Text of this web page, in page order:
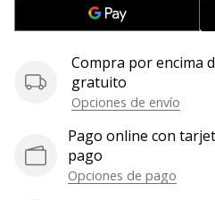
consideras
jugón?
¡Te
queremos
nuestro
equipo!
Compra por encima
gratuito
Opciones de envío
Pago online con
pago
Opciones de pago